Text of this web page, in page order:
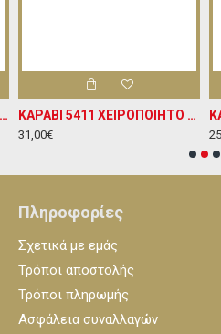
ΑΕΡΟΠΛΑΝΟ 5338 ΧΕΙΡΟΠΟΙΗΤΟ ΞΥΛΙΝΟ ΠΛΑΙΣΙΟ ΚΡΕΜΑΣΤΟ ΔΙΑΚΟΣΜΗΤΙΚΟ Υ24ΧΠ20 ΚΑΡΑΒΙ 5411 ΧΕΙΡΟΠΟΙΗΤΟ ΞΥΛΙΝΟ ΚΡΕΜΑΣΤΟ ΔΙΑΚΟΣΜΗΤΙΚΟ ΠΛΑΙΣΙΟ Υ20ΧΠ24
31,00€
Πληροφορίες
Σχετικά με εμάς
Τρόποι αποστολής
Τρόποι πληρωμής
Ασφάλεια συναλλαγών